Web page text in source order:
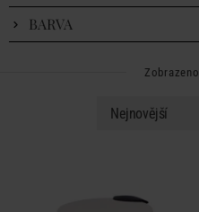
BARVA
Zobrazeno